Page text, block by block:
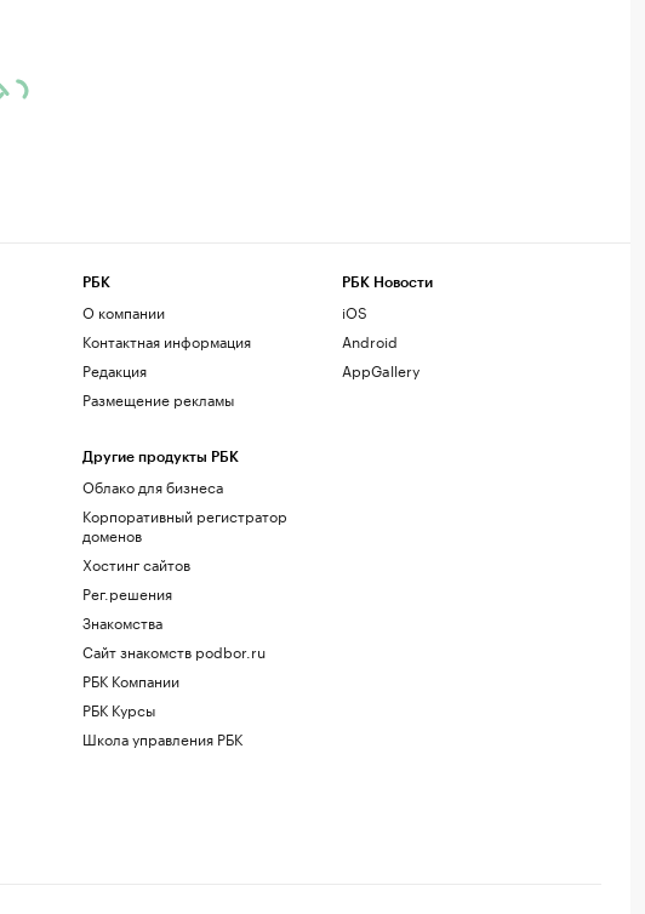
РБК
О компании
Контактная информация
Редакция
Размещение рекламы
Другие продукты РБК
Облако для бизнеса
Корпоративный регистратор
доменов
Хостинг сайтов
Рег.решения
Знакомства
Сайт знакомств podbor.ru
РБК Компании
РБК Курсы
Школа управления РБК
РБК Новости
iOS
Android
AppGallery